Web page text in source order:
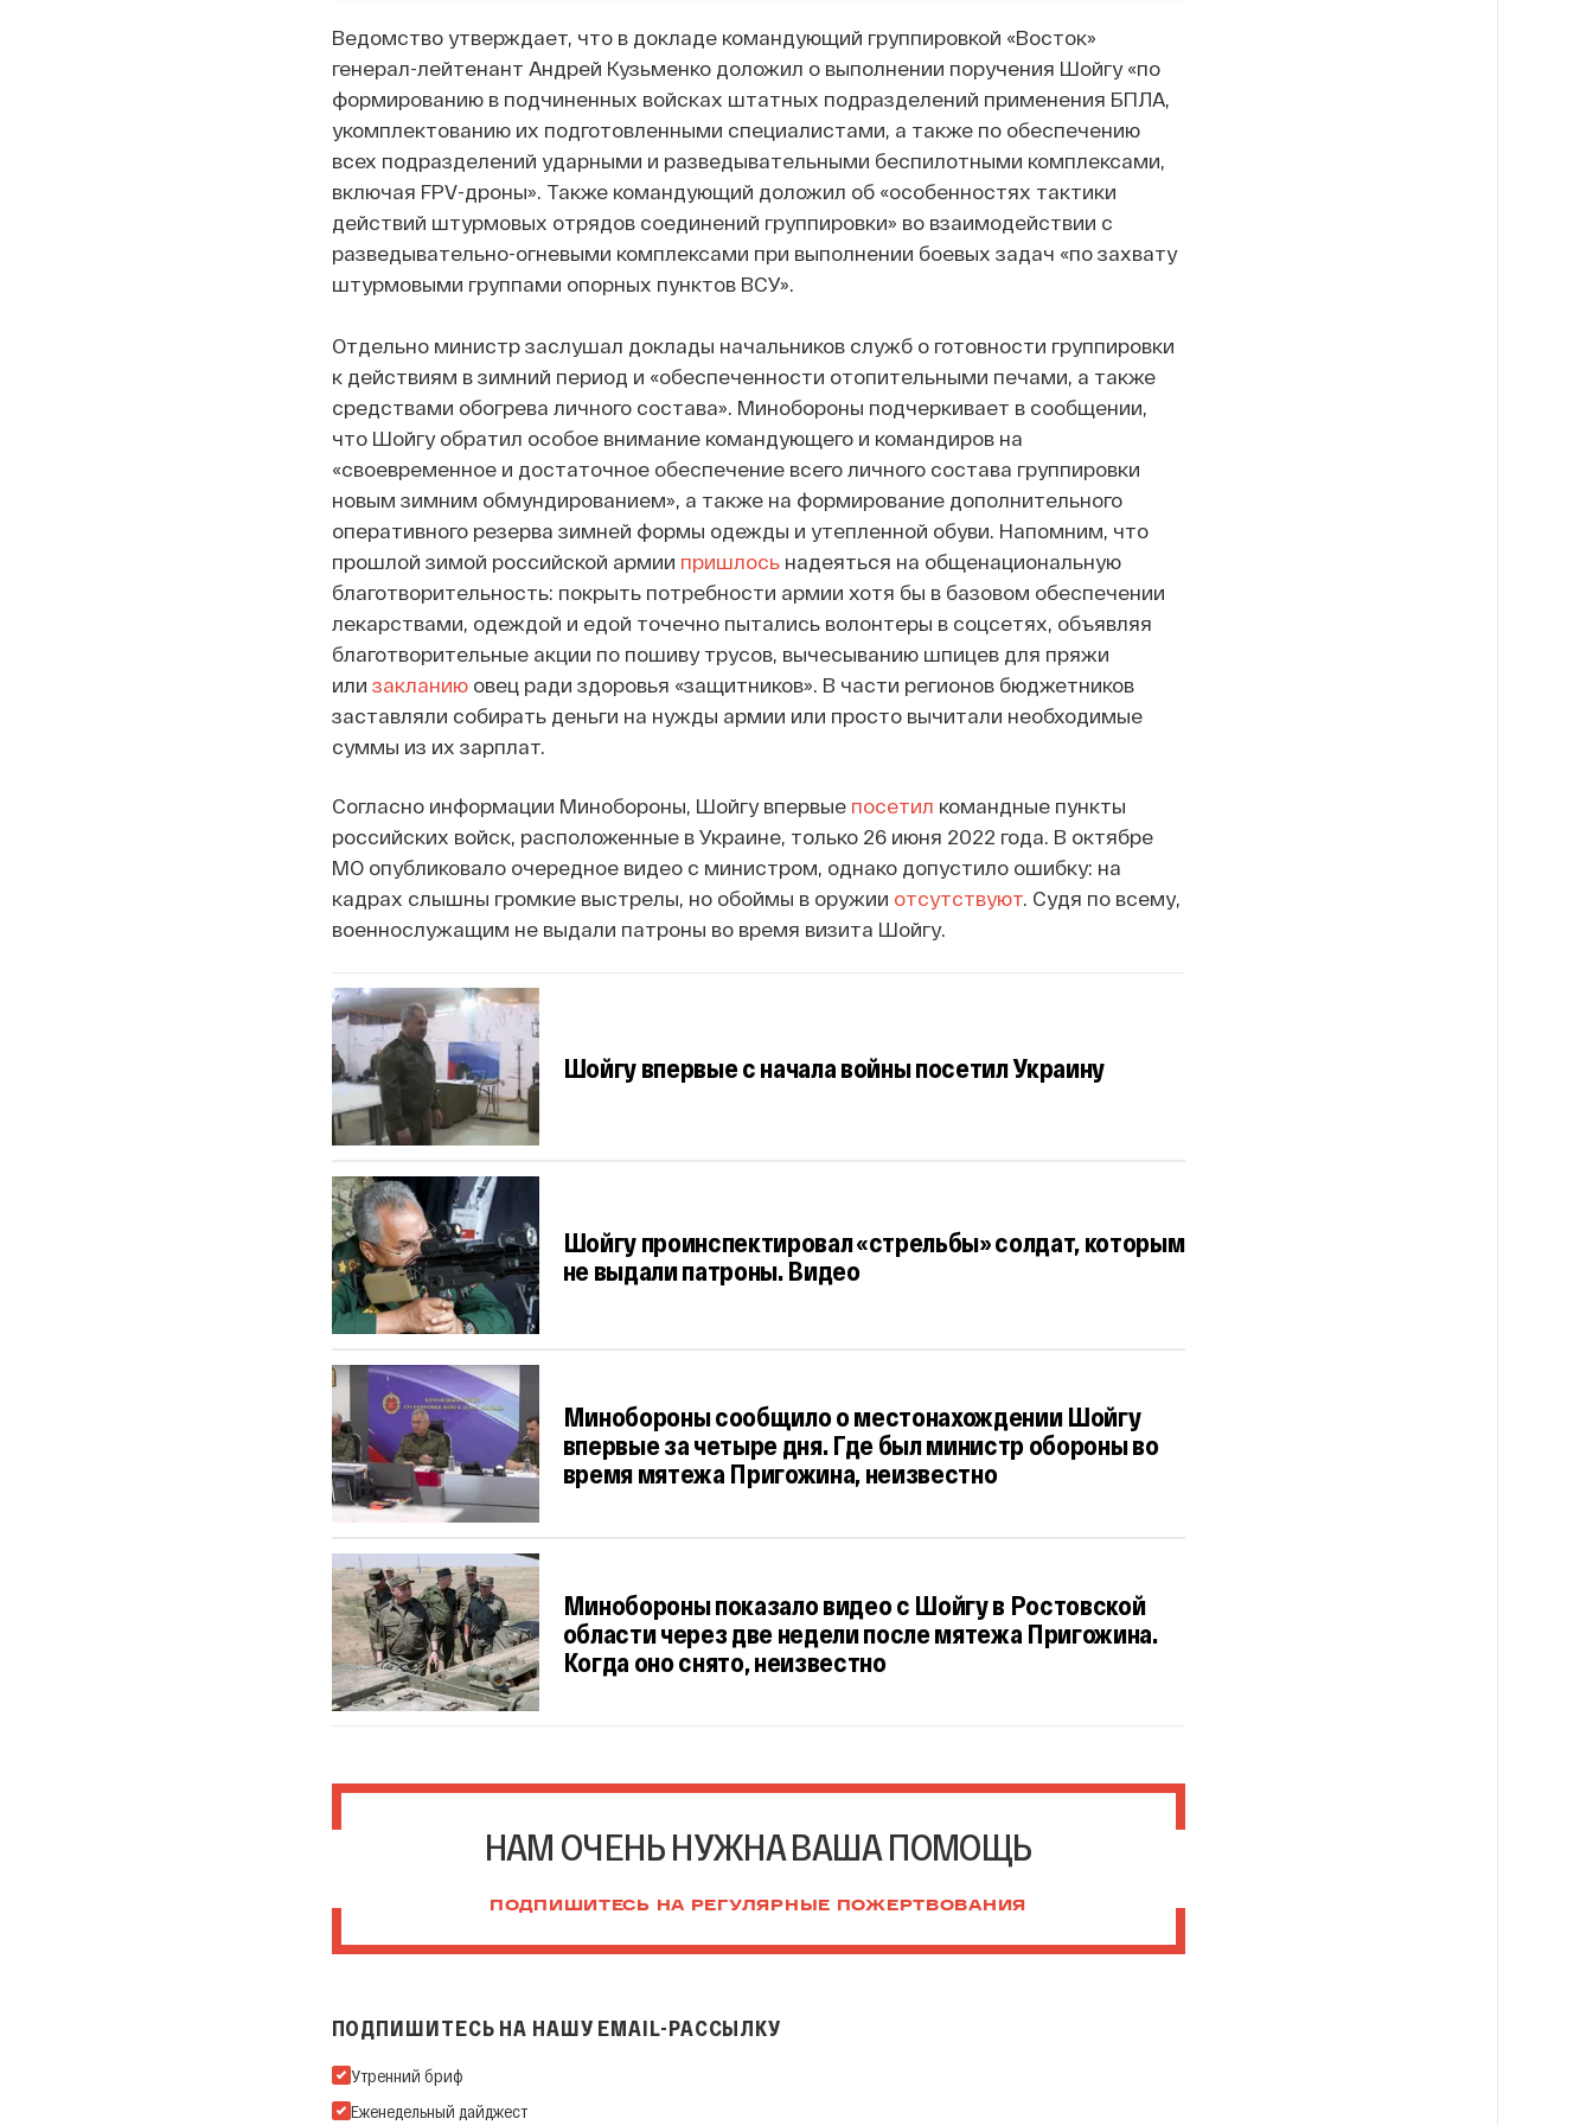
Ведомство утверждает, что в докладе командующий группировкой «Восток»
генерал-лейтенант Андрей Кузьменко доложил о выполнении поручения Шойгу «по
формированию в подчиненных войсках штатных подразделений применения БПЛА,
укомплектованию их подготовленными специалистами, а также по обеспечению
всех подразделений ударными и разведывательными беспилотными комплексами,
включая FPV-дроны». Также командующий доложил об «особенностях тактики
действий штурмовых отрядов соединений группировки» во взаимодействии с
разведывательно-огневыми комплексами при выполнении боевых задач «по захвату
штурмовыми группами опорных пунктов ВСУ».
Отдельно министр заслушал доклады начальников служб о готовности группировки
к действиям в зимний период и «обеспеченности отопительными печами, а также
средствами обогрева личного состава». Минобороны подчеркивает в сообщении,
что Шойгу обратил особое внимание командующего и командиров на
«своевременное и достаточное обеспечение всего личного состава группировки
новым зимним обмундированием», а также на формирование дополнительного
оперативного резерва зимней формы одежды и утепленной обуви. Напомним, что
прошлой зимой российской армии пришлосьнадеяться на общенациональную
благотворительность: покрыть потребности армии хотя бы в базовом обеспечении
лекарствами, одеждой и едой точечно пытались волонтеры в соцсетях, объявляя
благотворительные акции по пошиву трусов, вычесыванию шпицев для пряжи
или закланиюовец ради здоровья «защитников». В части регионов бюджетников
заставляли собирать деньги на нужды армии или просто вычитали необходимые
суммы из их зарплат.
Согласно информации Минобороны, Шойгу впервые посетил командные пункты
российских войск, расположенные в Украине, только 26 июня 2022 года. В октябре
МО опубликовало очередное видео с министром, однако допустило ошибку: на
кадрах слышны громкие выстрелы, но обоймы в оружии отсутствуют. Судя по всему,
военнослужащим не выдали патроны во время визита Шойгу.
Шойгу впервые с начала войны посетил Украину
Шойгу проинспектировал «стрельбы» солдат, которым
не выдали патроны. Видео
Минобороны сообщило о местонахождении Шойгу
впервые за четыре дня. Где был министр обороны во
время мятежа Пригожина, неизвестно
Минобороны показало видео с Шойгу в Ростовской
области через две недели после мятежа Пригожина.
Когда оно снято, неизвестно
НАМ ОЧЕНЬ НУЖНА ВАША ПОМОЩЬ
ПОДПИШИТЕСЬ НА РЕГУЛЯРНЫЕ ПОЖЕРТВОВАНИЯ
ПОДПИШИТЕСЬ НА НАШУ EMAIL-РАССЫЛКУ
Подпишитесь на нашу Email-рассылку
Утренний бриф
Еженедельный дайджест